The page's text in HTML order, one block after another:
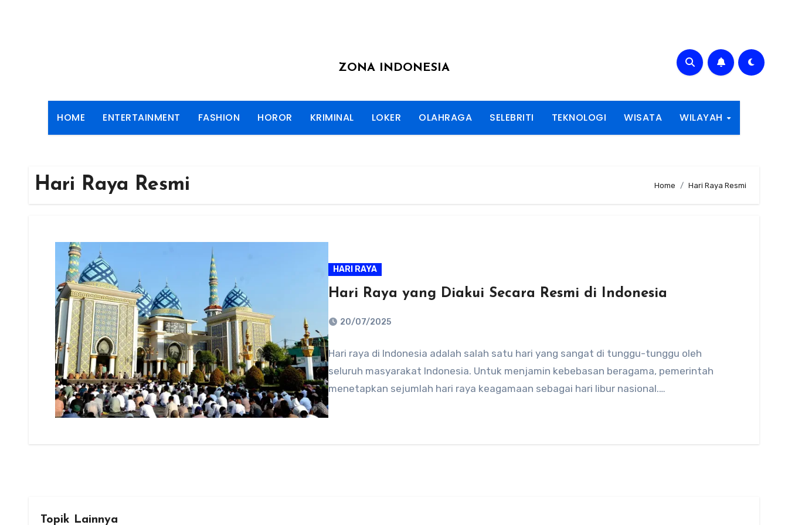
ZONA INDONESIA
HOME ENTERTAINMENT FASHION HOROR KRIMINAL LOKER OLAHRAGA SELEBRITI TEKNOLOGI WISATA WILAYAH
Hari Raya Resmi Home Hari Raya Resmi
HARI RAYA
Hari Raya yang Diakui Secara Resmi di Indonesia
20/07/2025
Comments
Hari raya di Indonesia adalah salah satu hari yang sangat di tunggu-tunggu oleh
seluruh masyarakat Indonesia. Untuk menjamin kebebasan beragama, pemerintah
menetapkan sejumlah hari raya keagamaan sebagai hari libur nasional.…
Topik Lainnya